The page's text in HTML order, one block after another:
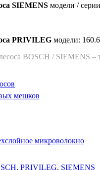
SIEMENS модели /
PRIVILEG модели:
BOSCH / SIEMENS
мешков
микроволокно
, PRIVILEG, SIEMENS